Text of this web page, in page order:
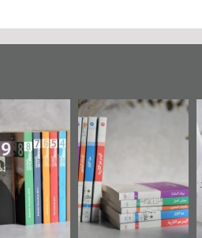
"مرآة البحرين"
جديدة
عسكري
«مرآة